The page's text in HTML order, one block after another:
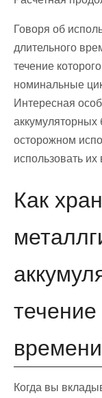
Говоря об
длительного
течение
номинальные
Интересная
аккумуляторных
осторожном
использовать
Как
Когда вы